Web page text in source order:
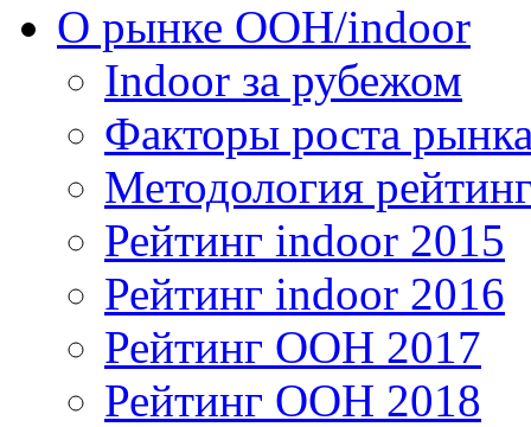
О рынке OOH/indoor
Indoor за рубежом
Факторы роста
Методология
Рейтинг indoor 2015
Рейтинг indoor 2016
Рейтинг OOH 2017
Рейтинг OOH 2018